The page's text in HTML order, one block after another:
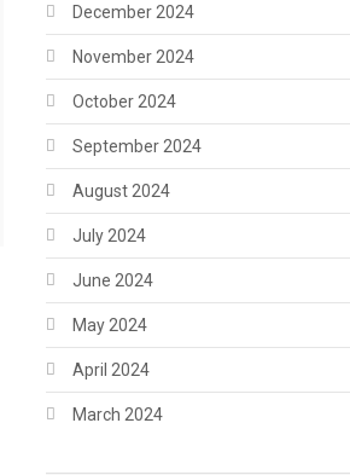
December 2024
November 2024
October 2024
September 2024
August 2024
July 2024
June 2024
May 2024
April 2024
March 2024